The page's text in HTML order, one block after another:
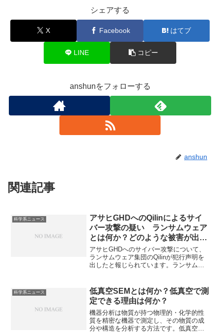
シェアする
X Facebook はてブ
LINE コピー
anshunをフォローする
anshun
関連記事
科学系ニュース
アサヒGHDへのQilinによるサイ
バー攻撃の疑い ランサムウェア
とは何か？どのような被害が出て
いるのか？
アサヒGHDへのサイバー攻撃について、
ランサムウェア集団のQilinが犯行声明を
出したと報じられています。ランサムウ
で、その解除と引き換えに身代金を要求
する不正プログラムで近年被害が増加し
ています。ランサムウェアの特徴、どの
ような被害が出ているのかを知ることが
できます。
科学系ニュース
低真空SEMとは何か？低真空で測
定できる理由は何か？
機器分析は物質が持つ物理的・化学的性
質を精密な機器で測定し、その物質の成
分や構造を分析する方法です。低真空